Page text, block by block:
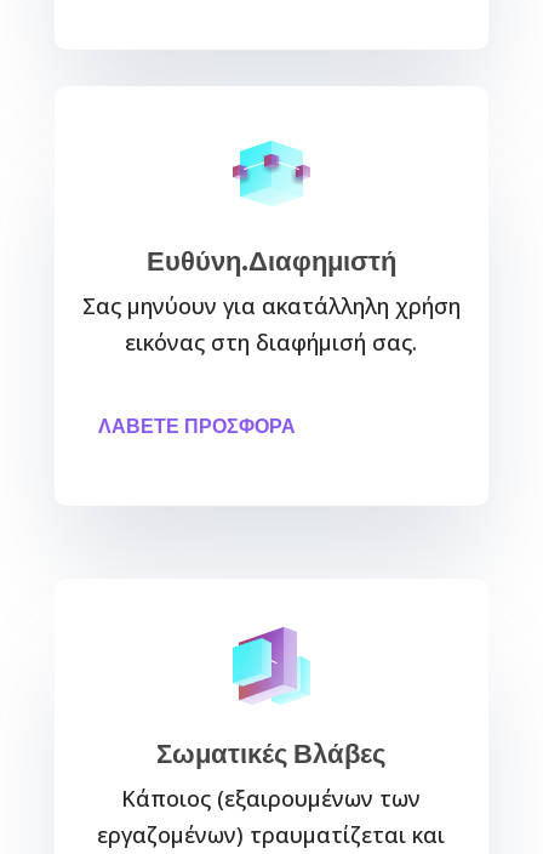
Ευθύνη.Διαφημιστή
Σας μηνύουν για ακατάλληλη χρήση
εικόνας στη διαφήμισή σας.
ΛΑΒΕΤΕ ΠΡΟΣΦΟΡΑ
Σωματικές Βλάβες
Κάποιος (εξαιρουμένων των
εργαζομένων) τραυματίζεται και